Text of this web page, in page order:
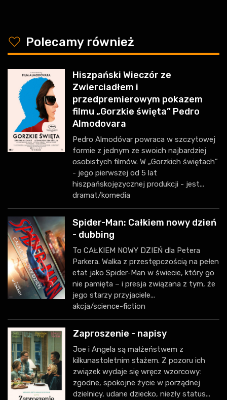
y Polecamy również
Hiszpański Wieczór ze
Zwierciadłem i
przedpremierowym pokazem
filmu „Gorzkie święta” Pedro
Almodovara
Pedro Almodóvar powraca w szczytowej
formie z jednym ze swoich najbardziej
osobistych filmów. W „Gorzkich świętach”
- jego pierwszej od 5 lat
hiszpańskojęzycznej produkcji - jest...
dramat/komedia
Spider-Man: Całkiem nowy dzień
- dubbing
To CAŁKIEM NOWY DZIEŃ dla Petera
Parkera. Walka z przestępczością na pełen
etat jako Spider-Man w świecie, który go
nie pamięta – i presja związana z tym, że
jego starzy przyjaciele...
akcja/science-fiction
Zaproszenie - napisy
Joe i Angela są małżeństwem z
kilkunastoletnim stażem. Z pozoru ich
związek wydaje się wręcz wzorcowy:
zgodne, spokojne życie w porządnej
dzielnicy, udane dziecko, niezły status...